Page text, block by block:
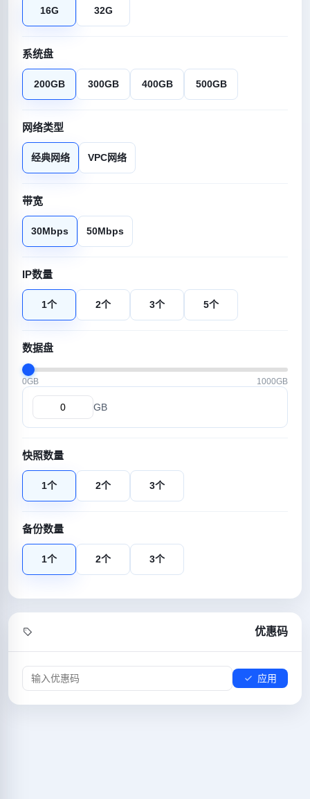
16G 32G
系统盘
200GB 300GB 400GB 500GB
网络类型
经典网络 VPC网络
带宽
30Mbps 50Mbps
IP数量
1个 2个 3个 5个
数据盘
0GB 1000GB
GB
快照数量
1个 2个 3个
备份数量
1个 2个 3个
优惠码
应用